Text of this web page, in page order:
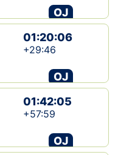
OJ
01:20:06
+29:46
OJ
01:42:05
+57:59
OJ